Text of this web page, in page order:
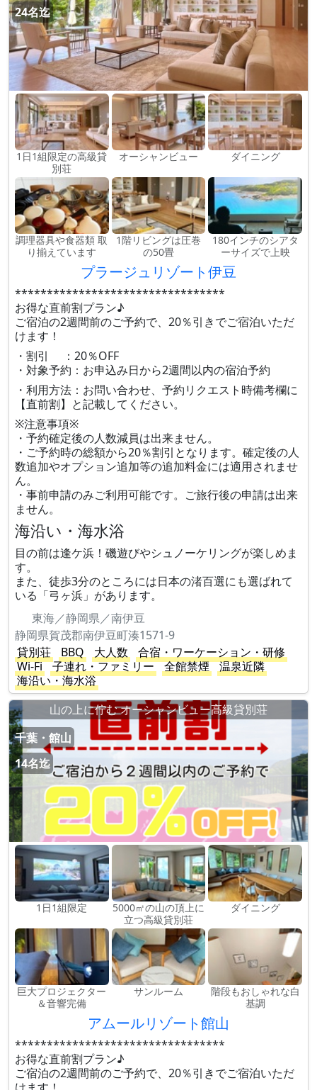
24名迄
1日1組限定の高級貸
別荘
オーシャンビュー ダイニング
調理器具や食器類 取
り揃えています
1階リビングは圧巻
の50畳
180インチのシアタ
ーサイズで上映
プラージュリゾート伊豆
*********************************
お得な直前割プラン♪
ご宿泊の2週間前のご予約で、20％引きでご宿泊いただ
けます！
・割引 ：20％OFF
・対象予約：お申込み日から2週間以内の宿泊予約
・利用方法：お問い合わせ、予約リクエスト時備考欄に
【直前割】と記載してください。
※注意事項※
・予約確定後の人数減員は出来ません。
・ご予約時の総額から20％割引となります。確定後の人
数追加やオプション追加等の追加料金には適用されませ
ん。
・事前申請のみご利用可能です。ご旅行後の申請は出来
ません。
海沿い・海水浴
目の前は逢ケ浜！磯遊びやシュノーケリングが楽しめま
す。
また、徒歩3分のところには日本の渚百選にも選ばれて
いる「弓ヶ浜」があります。
東海／静岡県／南伊豆
静岡県賀茂郡南伊豆町湊1571-9
貸別荘
BBQ 大人数
合宿・ワーケーション・研修
Wi-Fi
子連れ・ファミリー 全館禁煙
温泉近隣
海沿い・海水浴
山の上に佇む オーシャンビュー高級貸別荘
千葉・館山
14名迄
1日1組限定
5000㎡の山の頂上に
立つ高級貸別荘
ダイニング
巨大プロジェクター
＆音響完備
サンルーム
階段もおしゃれな白
基調
アムールリゾート館山
*********************************
お得な直前割プラン♪
ご宿泊の2週間前のご予約で、20％引きでご宿泊いただ